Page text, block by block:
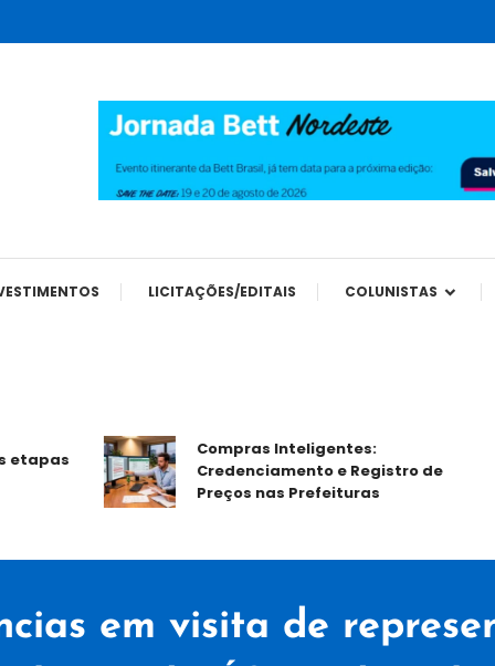
LICITAÇÕES/EDITAIS COLUNISTAS
Compras Inteligentes:
Credenciamento e Registro de
Preços nas Prefeituras
em visita de